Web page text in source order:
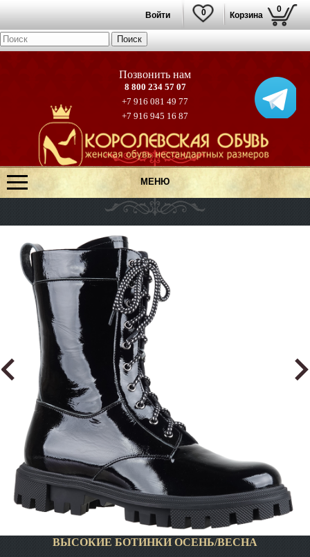
Корзина
0
0
Войти
8 800 234 57 07
+7 916 081 49 77
+7 916 945 16 87
МЕНЮ
ВЫСОКИЕ БОТИНКИ ОСЕНЬ/ВЕСНА